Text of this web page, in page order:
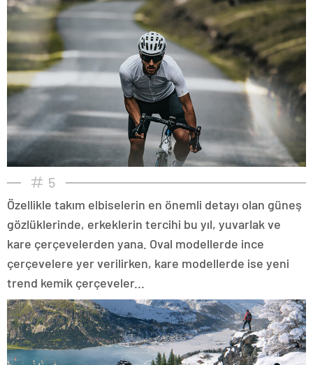
5
Özellikle takım elbiselerin en önemli detayı olan güneş
gözlüklerinde, erkeklerin tercihi bu yıl, yuvarlak ve
kare çerçevelerden yana. Oval modellerde ince
çerçevelere yer verilirken, kare modellerde ise yeni
trend kemik çerçeveler...